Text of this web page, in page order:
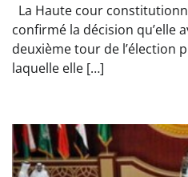
La Haute cour
confirmé la décision qu’elle
deuxième tour de l’élection
laquelle elle […]